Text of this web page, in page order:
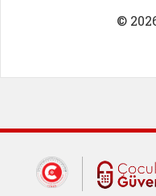
©
Dış